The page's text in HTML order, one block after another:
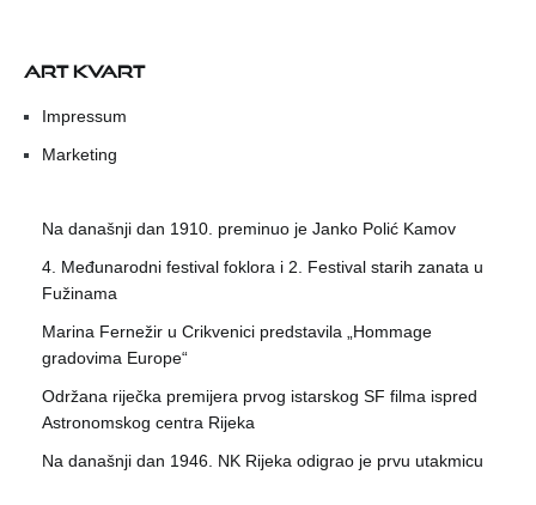
ART KVART
Impressum
Marketing
Na današnji dan 1910. preminuo je Janko Polić Kamov
4. Međunarodni festival foklora i 2. Festival starih zanata u
Fužinama
Marina Fernežir u Crikvenici predstavila „Hommage
gradovima Europe“
Održana riječka premijera prvog istarskog SF filma ispred
Astronomskog centra Rijeka
Na današnji dan 1946. NK Rijeka odigrao je prvu utakmicu